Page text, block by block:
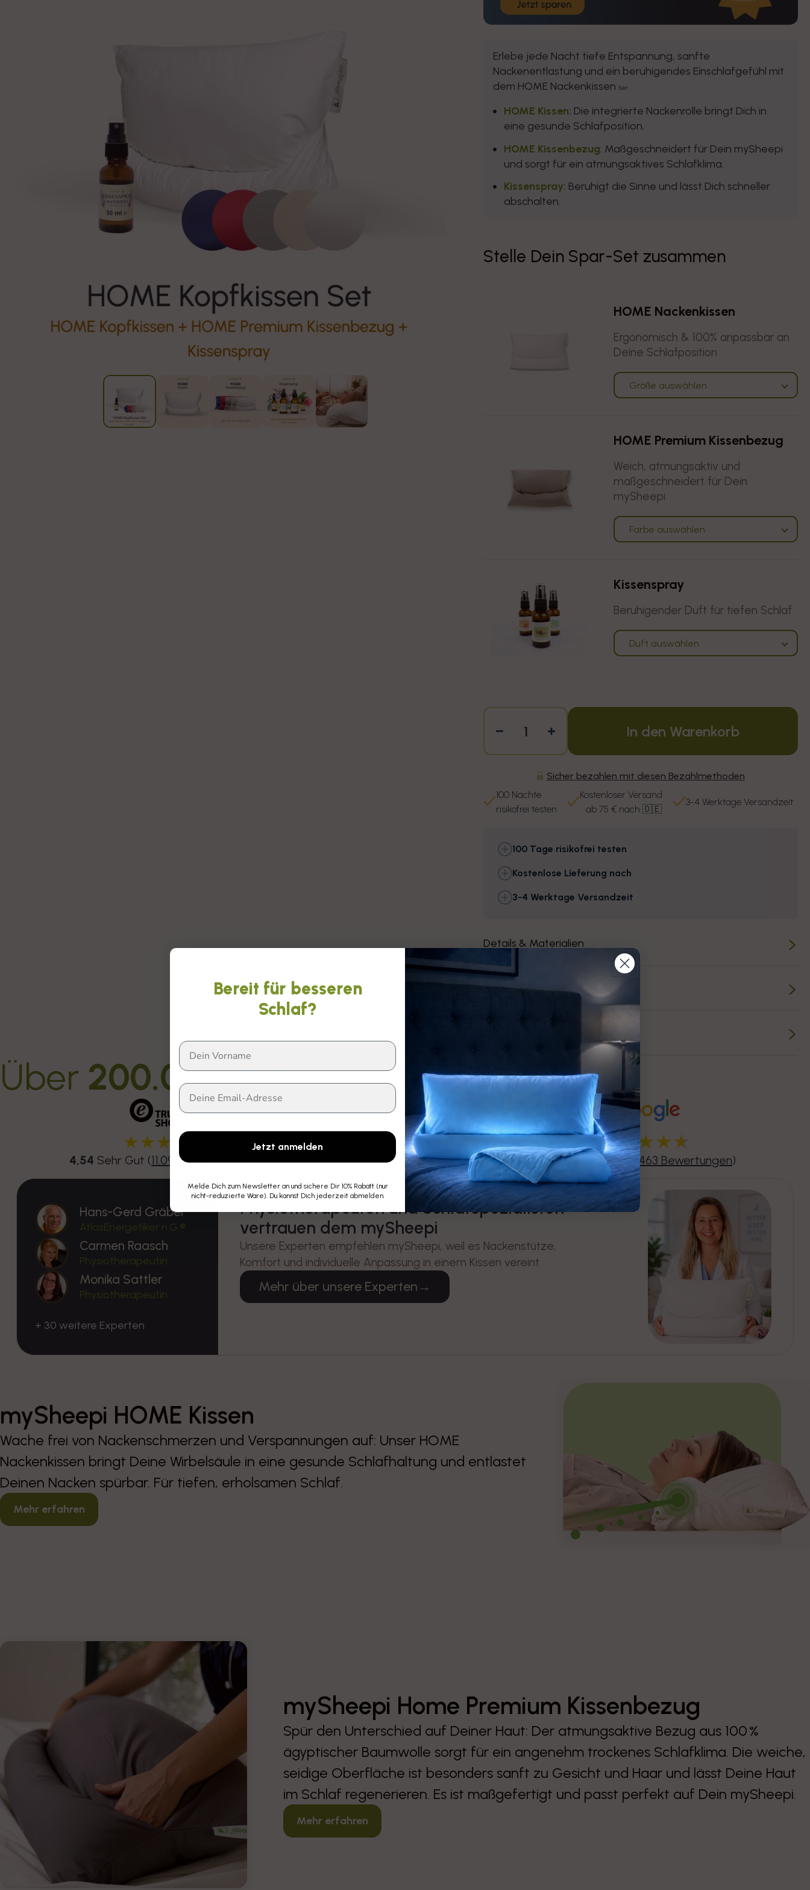
Erlebe jede Nacht tiefe Entspannung, sanfte
Nackenentlastung und ein beruhigendes Einschlafgefühl mit
dem HOME Nackenkissen Set:
HOME Kissen: Die integrierte Nackenrolle bringt Dich in
eine gesunde Schlafposition.
HOME Kissenbezug: Maßgeschneidert für Dein mySheepi
und sorgt für ein atmungsaktives Schlafklima.
Kissenspray: Beruhigt die Sinne und lässt Dich schneller
abschalten.
Stelle Dein Spar-Set zusammen
HOME Nackenkissen
Ergonomisch & 100% anpassbar an
Deine Schlafposition
Größe auswählen
HOME Premium Kissenbezug
Weich, atmungsaktiv und
maßgeschneidert für Dein
mySheepi
Farbe auswählen
Kissenspray
Beruhigender Duft für tiefen Schlaf
Duft auswählen
Verringere die Menge für HOME
Erhöhe die Menge für HOME
In den Warenkorb
Sicher bezahlen mit diesen Bezahlmethoden
100 Nächte
risikofrei testen
Kostenloser Versand
ab 75 € nach 🇩🇪
3-4 Werktage Versandzeit
100 Tage risikofrei testen
Kostenlose Lieferung nach
3-4 Werktage Versandzeit
Details & Materialien
Pflege- & Waschhinweise
Über 200.000zufriedene Kunden
4,54 Sehr Gut (11.092 Bewertungen) 4,70Exzellent ( 653 Bewertungen) 4,70Sehr Gut (463 Bewertungen)
Hans-Gerd Gräber
AtlasEnergetiker n.G.®
Carmen Raasch
Physiotherapeutin
Monika Sattler
Physiotherapeutin
+ 30 weitere Experten
Physiotherapeuten und Schlafspezialisten
vertrauen dem mySheepi
Unsere Experten empfehlen mySheepi, weil es Nackenstütze,
Komfort und individuelle Anpassung in einem Kissen vereint.
Mehr über unsere Experten→
mySheepi HOME Kissen
Wache frei von Nackenschmerzen und Verspannungen auf: Unser HOME
Nackenkissen bringt Deine Wirbelsäule in eine gesunde Schlafhaltung und entlastet
Deinen Nacken spürbar. Für tiefen, erholsamen Schlaf.
Mehr erfahren
mySheepi Home Premium Kissenbezug
Spür den Unterschied auf Deiner Haut: Der atmungsaktive Bezug aus 100 %
ägyptischer Baumwolle sorgt für ein angenehm trockenes Schlafklima. Die weiche,
seidige Oberfläche ist besonders sanft zu Gesicht und Haar und lässt Deine Haut
im Schlaf regenerieren. Es ist maßgefertigt und passt perfekt auf Dein mySheepi.
Mehr erfahren
Bereit für besseren
Schlaf?
Jetzt anmelden
Melde Dich zum Newsletter an und sichere Dir 10% Rabatt (nur
nicht-reduzierte Ware). Du kannst Dich jederzeit abmelden.